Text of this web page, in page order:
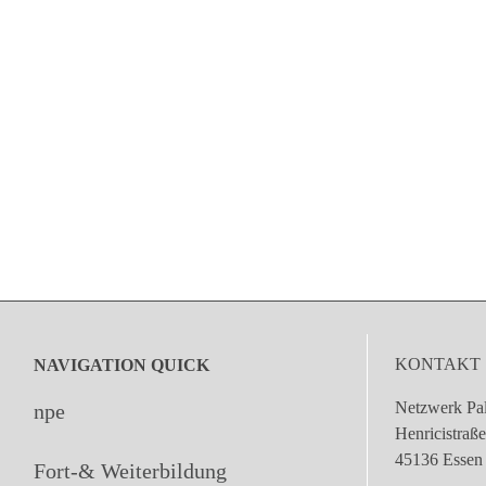
NAVIGATION QUICK
npe
Fort-& Weiterbildung
KONTAKT
Netzwerk
45136 Essen